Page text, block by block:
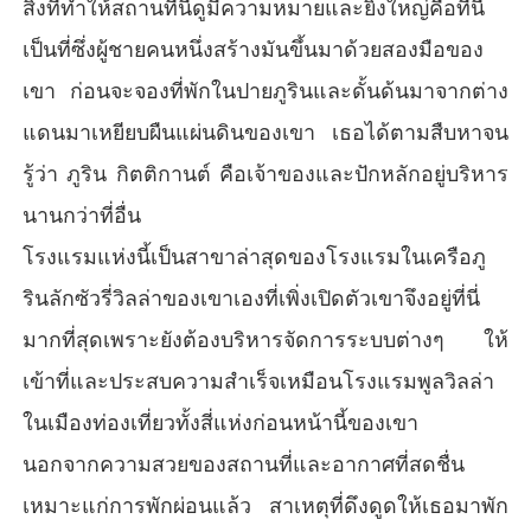
สิ่งที่ทำให้สถานที่นี้ดูมีความหมายและยิ่งใหญ่คือที่นี่
เป็นที่ซึ่งผู้ชายคนหนึ่งสร้างมันขึ้นมาด้วยสองมือของ
เขา ก่อนจะจองที่พักในปายภูรินและดั้นด้นมาจากต่าง
แดนมาเหยียบผืนแผ่นดินของเขา เธอได้ตามสืบหาจน
รู้ว่า ภูริน กิตติกานต์ คือเจ้าของและปักหลักอยู่บริหาร
นานกว่าที่อื่น
โรงแรมแห่งนี้เป็นสาขาล่าสุดของโรงแรมในเครือภู
รินลักซัวรี่วิลล่าของเขาเองที่เพิ่งเปิดตัวเขาจึงอยู่ที่นี่
มากที่สุดเพราะยังต้องบริหารจัดการระบบต่างๆ ให้
เข้าที่และประสบความสำเร็จเหมือนโรงแรมพูลวิลล่า
ในเมืองท่องเที่ยวทั้งสี่แห่งก่อนหน้านี้ของเขา
นอกจากความสวยของสถานที่และอากาศที่สดชื่น
เหมาะแก่การพักผ่อนแล้ว สาเหตุที่ดึงดูดให้เธอมาพัก